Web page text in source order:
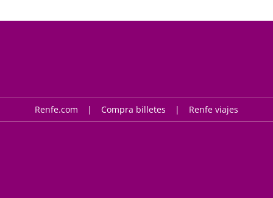
Renfe.com Compra billetes Renfe viajes